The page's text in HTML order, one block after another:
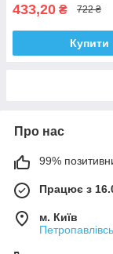
433,20 ₴ 722 ₴
Купити
Про нас
99%
Працює з
м. Київ